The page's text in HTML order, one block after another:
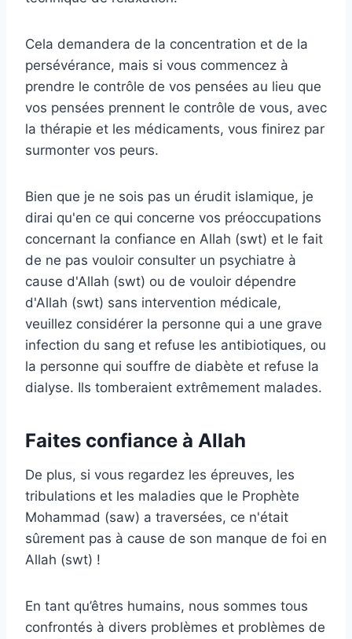
Cela demandera de la concentration et de la
persévérance, mais si vous commencez à
prendre le contrôle de vos pensées au lieu que
vos pensées prennent le contrôle de vous, avec
la thérapie et les médicaments, vous finirez par
surmonter vos peurs.
Bien que je ne sois pas un érudit islamique, je
dirai qu'en ce qui concerne vos préoccupations
concernant la confiance en Allah (swt) et le fait
de ne pas vouloir consulter un psychiatre à
cause d'Allah (swt) ou de vouloir dépendre
d'Allah (swt) sans intervention médicale,
veuillez considérer la personne qui a une grave
infection du sang et refuse les antibiotiques, ou
la personne qui souffre de diabète et refuse la
dialyse. Ils tomberaient extrêmement malades.
Faites confiance à Allah
De plus, si vous regardez les épreuves, les
tribulations et les maladies que le Prophète
Mohammad (saw) a traversées, ce n'était
sûrement pas à cause de son manque de foi en
Allah (swt) !
En tant qu’êtres humains, nous sommes tous
confrontés à divers problèmes et problèmes de